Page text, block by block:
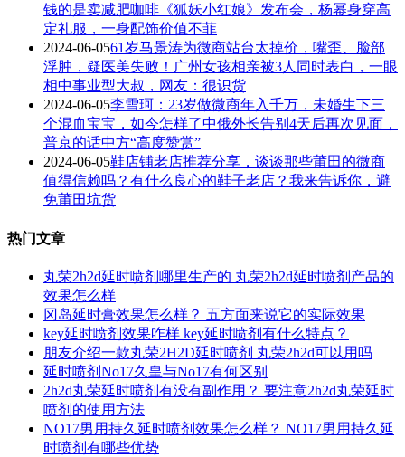
钱的是卖减肥咖啡《狐妖小红娘》发布会，杨幂身穿高
定礼服，一身配饰价值不菲
2024-06-0561岁马景涛为微商站台太掉价，嘴歪、脸部
浮肿，疑医美失败！广州女孩相亲被3人同时表白，一眼
相中事业型大叔，网友：很识货
2024-06-05李雪珂：23岁做微商年入千万，未婚生下三
个混血宝宝，如今怎样了中俄外长告别4天后再次见面，
普京的话中方“高度赞赏”
2024-06-05鞋店铺老店推荐分享，谈谈那些莆田的微商
值得信赖吗？有什么良心的鞋子老店？我来告诉你，避
免莆田坑货
热门文章
丸荣2h2d延时喷剂哪里生产的 丸荣2h2d延时喷剂产品的
效果怎么样
冈岛延时膏效果怎么样？ 五方面来说它的实际效果
key延时喷剂效果咋样 key延时喷剂有什么特点？
朋友介绍一款丸荣2H2D延时喷剂 丸荣2h2d可以用吗
延时喷剂No17久皇与No17有何区别
2h2d丸荣延时喷剂有没有副作用？ 要注意2h2d丸荣延时
喷剂的使用方法
NO17男用持久延时喷剂效果怎么样？ NO17男用持久延
时喷剂有哪些优势